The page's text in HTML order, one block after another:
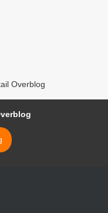
Overblog